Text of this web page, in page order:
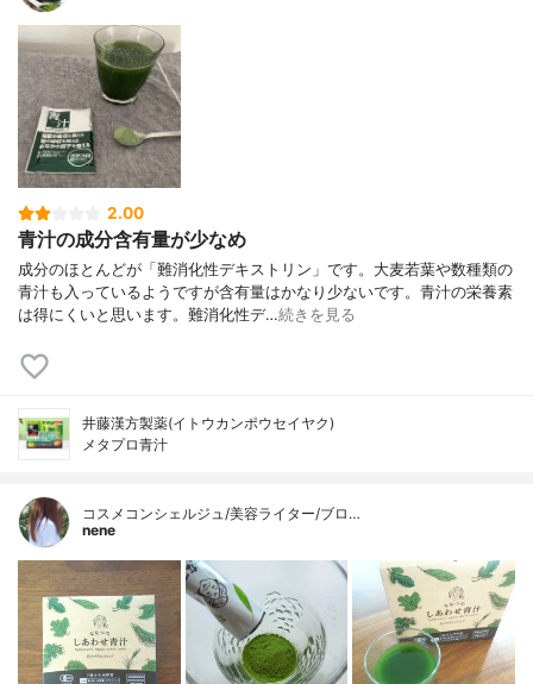
2.00
青汁の成分含有量が少なめ
成分のほとんどが「難消化性デキストリン」です。大麦若葉や数種類の
青汁も入っているようですが含有量はかなり少ないです。青汁の栄養素
は得にくいと思います。難消化性デ…続きを見る
井藤漢方製薬(イトウカンポウセイヤク)
メタプロ青汁
コスメコンシェルジュ/美容ライター/ブロ…
nene